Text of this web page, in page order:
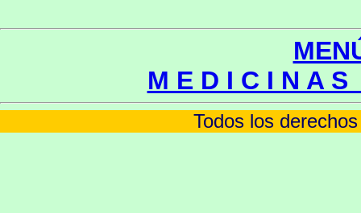
M E D I C I N A
Todos los